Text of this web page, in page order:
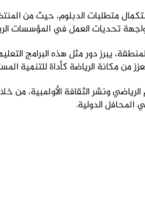
متطلبات الدبلوم، حيث من
تحديات العمل في المؤسسات
يبرز دور مثل هذه البرامج
من مكانة الرياضة كأداة للتنمية
الرياضي ونشر الثقافة
المحافل الدولية.